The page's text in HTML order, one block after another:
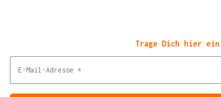
Trage Dich hier